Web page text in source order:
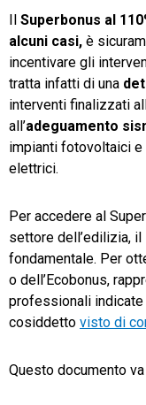
TeamSystem Store
Il Superbonus al
alcuni casi, è
incentivare gli
tratta infatti di una
interventi finalizzati
all’adeguamento
impianti fotovoltaici
elettrici.
Per accedere al
settore dell’edilizia, il
fondamentale. Per
o dell’Ecobonus,
professionali indicate
cosiddetto visto di
Questo documento